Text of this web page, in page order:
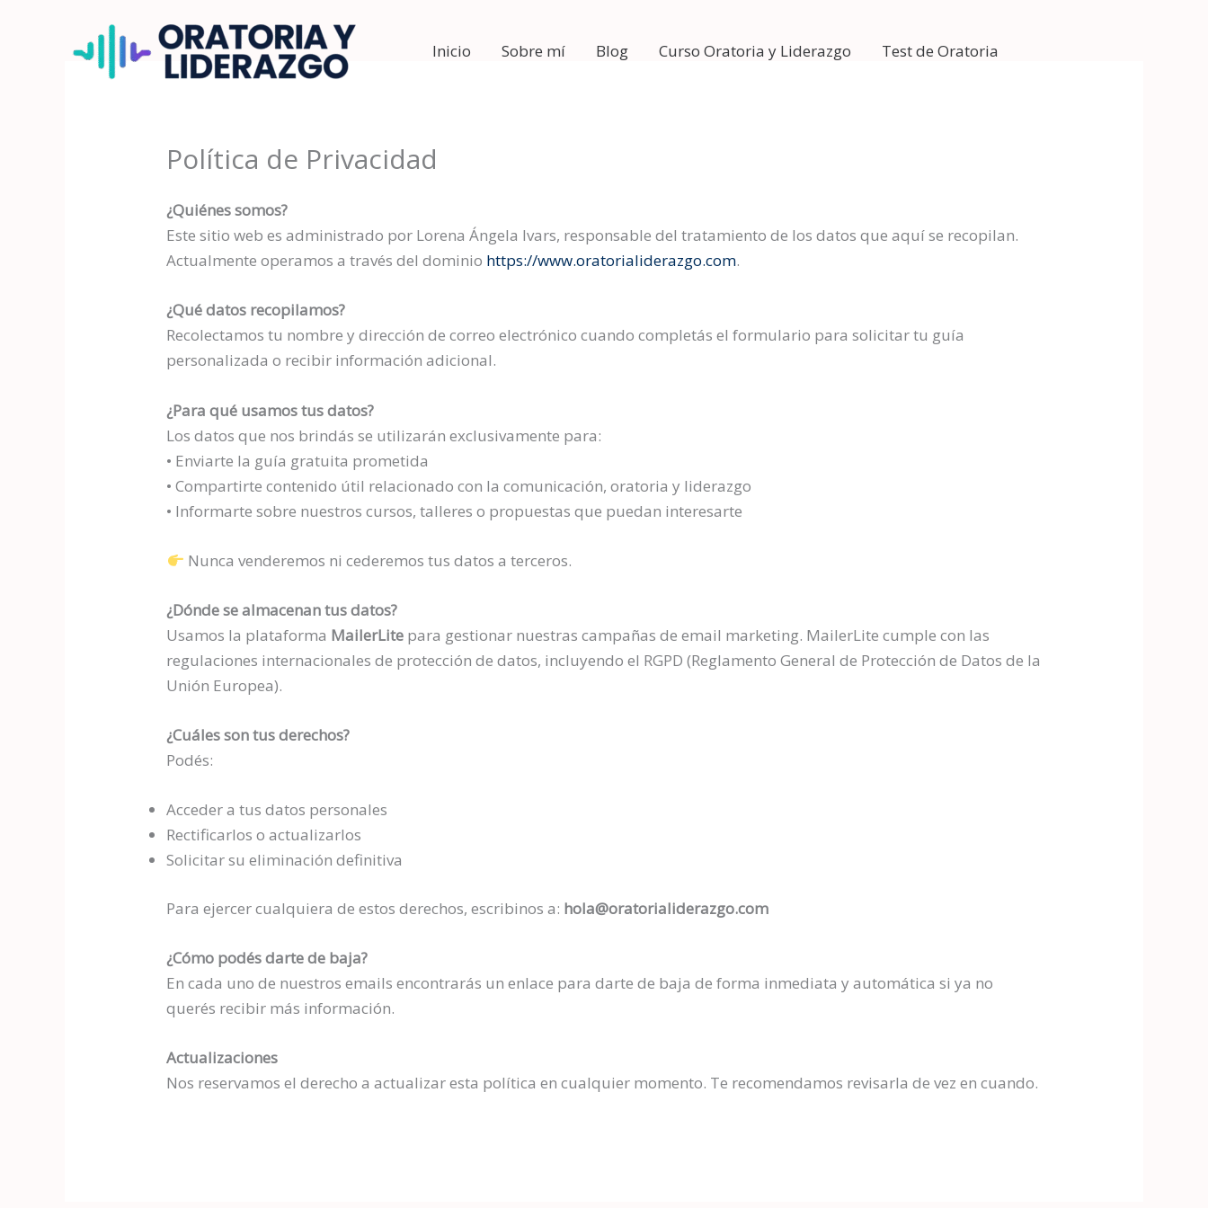
Inicio Sobre mí Blog Curso Oratoria y Liderazgo Test de Oratoria
Política de Privacidad
¿Quiénes somos?
Este sitio web es administrado por Lorena Ángela Ivars, responsable del tratamiento de los datos que aquí se recopilan.
Actualmente operamos a través del dominio https://www.oratorialiderazgo.com.
¿Qué datos recopilamos?
Recolectamos tu nombre y dirección de correo electrónico cuando completás el formulario para solicitar tu guía
personalizada o recibir información adicional.
¿Para qué usamos tus datos?
Los datos que nos brindás se utilizarán exclusivamente para:
• Enviarte la guía gratuita prometida
• Compartirte contenido útil relacionado con la comunicación, oratoria y liderazgo
• Informarte sobre nuestros cursos, talleres o propuestas que puedan interesarte
Nunca venderemos ni cederemos tus datos a terceros.
¿Dónde se almacenan tus datos?
Usamos la plataforma MailerLite para gestionar nuestras campañas de email marketing. MailerLite cumple con las
regulaciones internacionales de protección de datos, incluyendo el RGPD (Reglamento General de Protección de Datos de la
Unión Europea).
¿Cuáles son tus derechos?
Podés:
Acceder a tus datos personales
Rectificarlos o actualizarlos
Solicitar su eliminación definitiva
Para ejercer cualquiera de estos derechos, escribinos a: hola@oratorialiderazgo.com
¿Cómo podés darte de baja?
En cada uno de nuestros emails encontrarás un enlace para darte de baja de forma inmediata y automática si ya no
querés recibir más información.
Actualizaciones
Nos reservamos el derecho a actualizar esta política en cualquier momento. Te recomendamos revisarla de vez en cuando.